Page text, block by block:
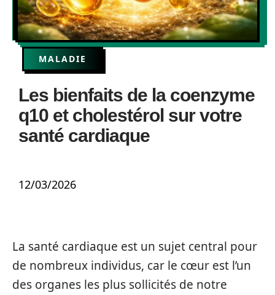
MALADIE
Les bienfaits de la coenzyme
q10 et cholestérol sur votre
santé cardiaque
12/03/2026
La santé cardiaque est un sujet central pour
de nombreux individus, car le cœur est l’un
des organes les plus sollicités de notre